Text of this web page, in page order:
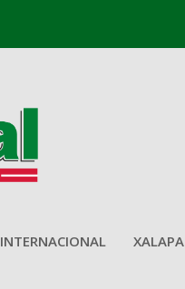
INTERNACIONAL XALAPA